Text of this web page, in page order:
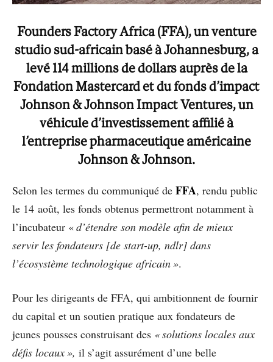
Founders Factory Africa (FFA), un venture
studio sud-africain basé à Johannesburg, a
levé 114 millions de dollars auprès de la
Fondation Mastercard et du fonds d’impact
Johnson & Johnson Impact Ventures, un
véhicule d’investissement affilié à
l’entreprise pharmaceutique américaine
Johnson & Johnson.
Selon les termes du communiqué de FFA, rendu public
le 14 août, les fonds obtenus permettront notamment à
l’incubateur «d’étendre son modèle afin de mieux
servir les fondateurs [de start-up, ndlr] dans
l’écosystème technologique africain ».
Pour les dirigeants de FFA, qui ambitionnent de fournir
du capital et un soutien pratique aux fondateurs de
jeunes pousses construisant des « solutions locales aux
défis locaux », il s’agit assurément d’une belle